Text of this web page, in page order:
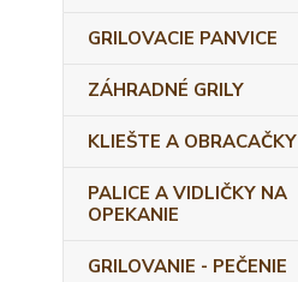
GRILOVACIE PANVICE
ZÁHRADNÉ GRILY
KLIEŠTE A OBRACAČKY
PALICE A VIDLIČKY NA
OPEKANIE
GRILOVANIE - PEČENIE